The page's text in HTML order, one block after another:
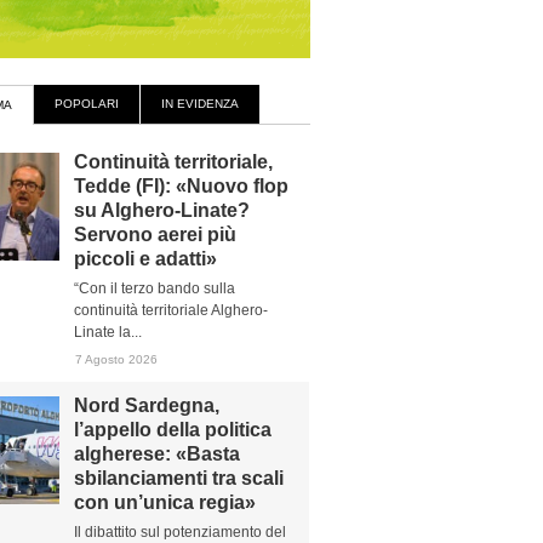
POPOLARI IN EVIDENZA
Continuità territoriale,
Tedde (FI): «Nuovo flop
su Alghero-Linate?
Servono aerei più
piccoli e adatti»
“Con il terzo bando sulla
continuità territoriale Alghero-
Linate la...
7 Agosto 2026
Nord Sardegna,
l’appello della politica
algherese: «Basta
sbilanciamenti tra scali
con un’unica regia»
Il dibattito sul potenziamento del